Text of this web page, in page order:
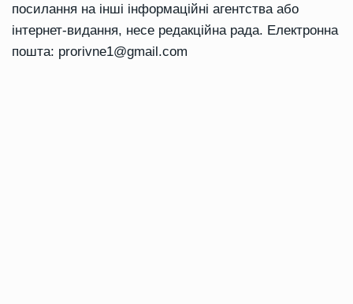
посилання на інші інформаційні агентства або
інтернет-видання, несе редакційна рада. Електронна
пошта: prorivne1@gmail.com